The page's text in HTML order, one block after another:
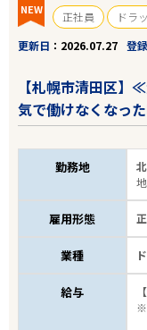
札幌市清田区
雇用形態
こだわり条件
NEW 正社員
ドラ
更新日
2026.07.27 登
【札幌市清田区
気で働けなくなっ
勤務地
雇用形態
業種
給与
※